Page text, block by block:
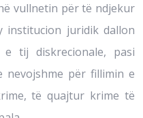
vullnetin për të ndjekur
institucion juridik dallon
tij diskrecionale, pasi
nevojshme për fillimin e
të quajtur krime të